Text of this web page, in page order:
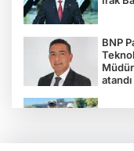
BNP
Müdür
atandı